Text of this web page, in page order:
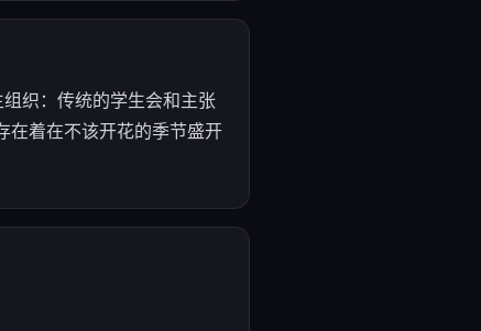
织：传统的学生会和主张
在着在不该开花的季节盛开